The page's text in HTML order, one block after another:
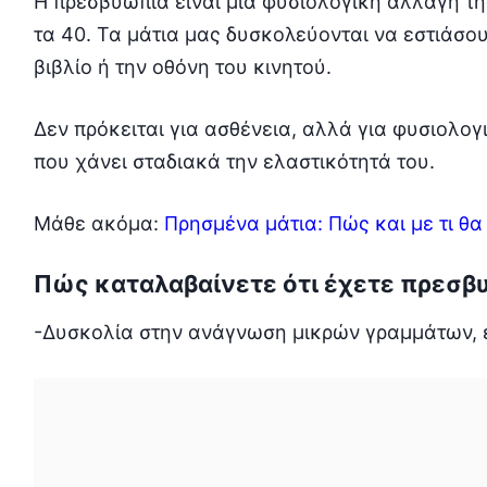
τα 40. Τα μάτια μας δυσκολεύονται να
βιβλίο ή την οθόνη του κινητού.
Δεν πρόκειται για ασθένεια, αλλά για
που χάνει σταδιακά την ελαστικότητά του.
Μάθε ακόμα: Πρησμένα μάτια: Πώς και με τι
Πώς καταλαβαίνετε ότι έχετε
-Δυσκολία στην ανάγνωση μικρών γραμμάτων,